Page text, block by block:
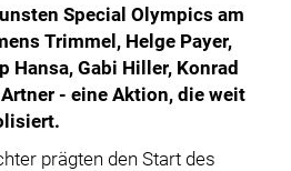
Special Olympics am
Trimmel, Helge Payer,
Hansa, Gabi Hiller, Konrad
- eine Aktion, die weit
prägten den Start des